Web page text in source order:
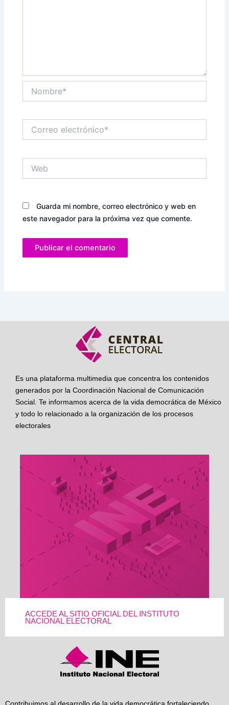
electrónico*
Guarda mi nombre, correo electrónico y web en
este navegador para la próxima vez que comente.
Es una plataforma multimedia que concentra los contenidos
generados por la Coordinación Nacional de Comunicación
Social. Te informamos acerca de la vida democrática de México
y todo lo relacionado a la organización de los procesos
electorales
ACCEDE AL SITIO OFICIAL DEL INSTITUTO
NACIONAL ELECTORAL